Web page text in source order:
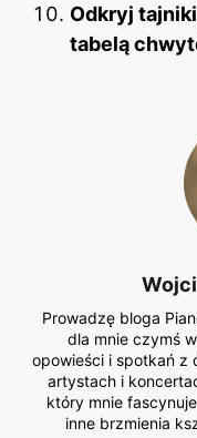
Odkryj
tabelą
Prowadzę bloga
dla mnie czymś
opowieści i spotkań z
artystach i
który mnie
inne brzmienia